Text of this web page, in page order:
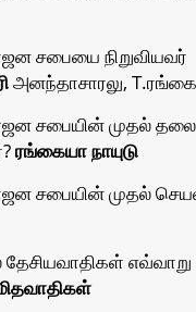
சபையை நிறுவியவர்
அனந்தாசாரலு,
சபையின் முதல்
ரங்கையா நாயுடு
சபையின் முதல்
எவ்வாறு